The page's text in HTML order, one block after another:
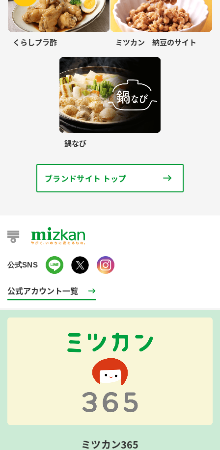
ミツカン 納豆のサイト
ブランドサイト トップ
公式SNS
公式アカウント一覧